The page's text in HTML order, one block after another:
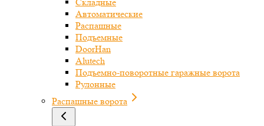
Автоматические
Распашные
Подъемные
DoorHan
Alutech
Подъемно-поворотные гаражные ворота
Рулонные
Распашные ворота